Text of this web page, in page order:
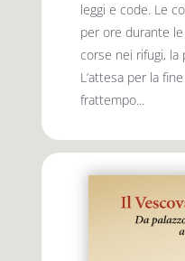
leggi e code. Le
per ore durante
corse nei rifugi, la
L’attesa per la
frattempo...